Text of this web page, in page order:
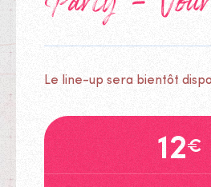
Le line-up sera bientôt
12€